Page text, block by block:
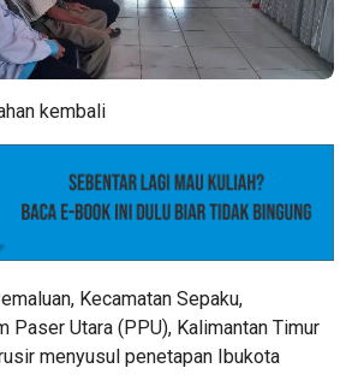
kembali
Kecamatan Sepaku,
Paser Utara (PPU), Kalimantan Timur
menyusul penetapan Ibukota